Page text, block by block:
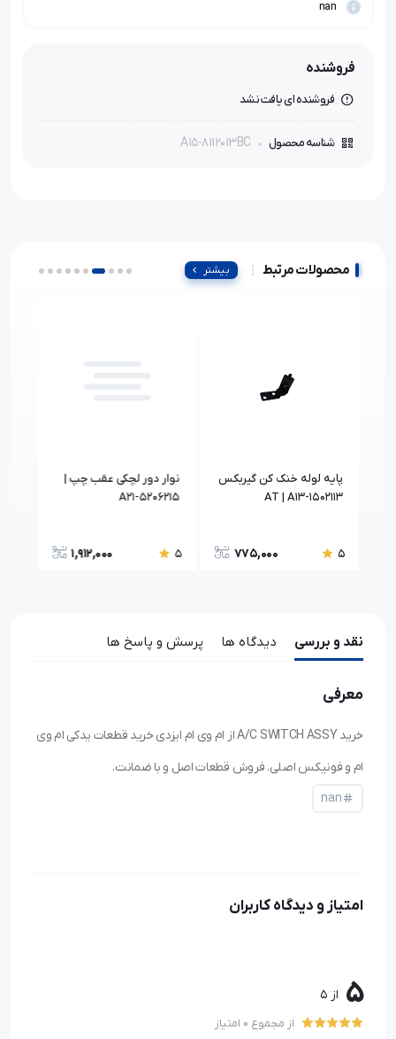
nan
فروشنده
فروشنده ای یافت نشد
شناسه محصول A15-8112013BC
محصولات مرتبط بیشتر
پایه لوله خنک کن گیربکس
AT | A13-1502113
5
775,000
نوار دور لچکی عقب چپ |
A21-5206215
5
1,912,000
نقد و بررسی دیدگاه ها پرسش و پاسخ ها
معرفی
خرید A/C SWITCH ASSY از ام وی ام ایزدی خرید قطعات یدکی ام وی
ام و فونیکس اصلی. فروش قطعات اصل و با ضمانت.
nan
امتیاز و دیدگاه کاربران
5 از 5
از مجموع 0 امتیاز